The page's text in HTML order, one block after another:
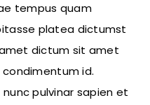
tempus quam
platea dictumst
dictum sit amet
condimentum id.
pulvinar sapien et